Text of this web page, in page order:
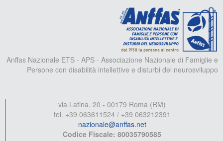
Anffas Nazionale ETS - APS - Associazione Nazionale di Famiglie e
Persone con disabilità intellettive e disturbi del neurosviluppo
via Latina, 20 - 00179 Roma (RM)
tel. +39 063611524 / +39 063212391
nazionale@anffas.net
Codice Fiscale: 80035790585